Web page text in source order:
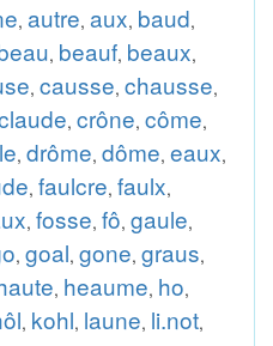
, autre, aux, baud,
, beauf, beaux,
, causse, chausse,
, crône, côme,
, drôme, dôme, eaux,
, faulcre, faulx,
, fosse, fô, gaule,
, goal, gone, graus,
, heaume, ho,
, kohl, laune, li.not,